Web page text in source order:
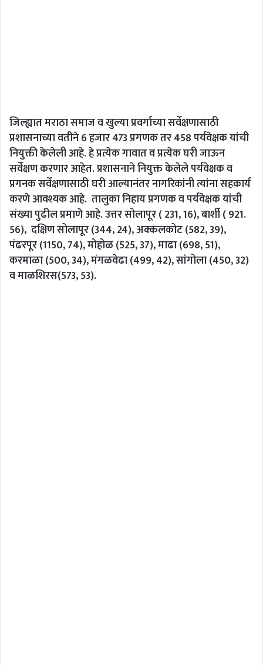
जिल्ह्यात मराठा समाज व खुल्या प्रवर्गाच्या सर्वेक्षणासाठी
प्रशासनाच्या वतीने 6 हजार 473 प्रगणक तर 458 पर्यवेक्षक यांची
नियुक्ती केलेली आहे. हे प्रत्येक गावात व प्रत्येक घरी जाऊन
सर्वेक्षण करणार आहेत. प्रशासनाने नियुक्त केलेले पर्यवेक्षक व
प्रगनक सर्वेक्षणासाठी घरी आल्यानंतर नागरिकांनी त्यांना सहकार्य
करणे आवश्यक आहे. तालुका निहाय प्रगणक व पर्यवेक्षक यांची
संख्या पुढील प्रमाणे आहे. उत्तर सोलापूर ( 231, 16), बार्शी ( 921.
56), दक्षिण सोलापूर (344, 24), अक्कलकोट (582, 39),
पंढरपूर (1150, 74), मोहोळ (525, 37), माढा (698, 51),
करमाळा (500, 34), मंगळवेढा (499, 42), सांगोला (450, 32)
व माळशिरस(573, 53).